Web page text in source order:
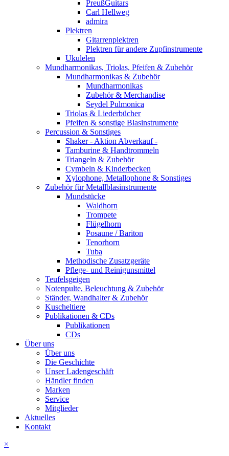
PreußGuitars
Carl Hellweg
admira
Plektren
Gitarrenplektren
Plektren für andere Zupfinstrumente
Ukulelen
Mundharmonikas, Triolas, Pfeifen & Zubehör
Mundharmonikas & Zubehör
Mundharmonikas
Zubehör & Merchandise
Seydel Pulmonica
Triolas & Liederbücher
Pfeifen & sonstige Blasinstrumente
Percussion & Sonstiges
Shaker - Aktion Abverkauf -
Tamburine & Handtrommeln
Triangeln & Zubehör
Cymbeln & Kinderbecken
Xylophone, Metallophone & Sonstiges
Zubehör für Metallblasinstrumente
Mundstücke
Waldhorn
Trompete
Flügelhorn
Posaune / Bariton
Tenorhorn
Tuba
Methodische Zusatzgeräte
Pflege- und Reinigunsmittel
Teufelsgeigen
Notenpulte, Beleuchtung & Zubehör
Ständer, Wandhalter & Zubehör
Kuscheltiere
Publikationen & CDs
Publikationen
CDs
Über uns
Über uns
Die Geschichte
Unser Ladengeschäft
Händler finden
Marken
Service
Mitglieder
Aktuelles
Kontakt
×